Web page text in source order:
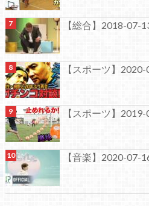
【総合】2018-07-
【スポーツ】
【スポーツ】
【音楽】2020-07-